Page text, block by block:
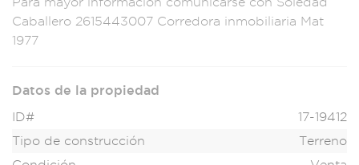
Caballero 2615443007 Corredora inmobiliaria Mat
1977
Datos de la propiedad
ID#
17-19412
Tipo de construcción
Terreno